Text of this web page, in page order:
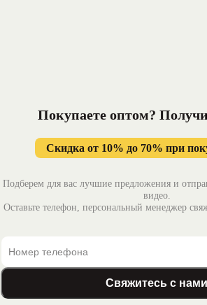
Покупаете оптом?
Скидка от 10% до 70% при
Подберем для вас лучшие предложения и
видео.
Оставьте телефон, персональный менеджер
Свяжитесь с нами